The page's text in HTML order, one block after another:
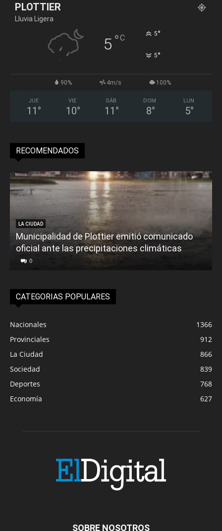
PLOTTIER
Lluvia Ligera
5 °C 5°
5°
90% 4m/s 100%
JUE
11 °
VIE
10°
SÁB
11 °
DOM
8°
LUN
5°
RECOMENDADOS
LA CIUDAD
Municipalidad de Plottier emitió comunicado
oficial ante las precipitaciones climáticas
0
CATEGORIAS POPULARES
Nacionales
1366
Provinciales
912
La Ciudad
866
Sociedad
839
Deportes
768
Economía
627
SOBRE NOSOTROS